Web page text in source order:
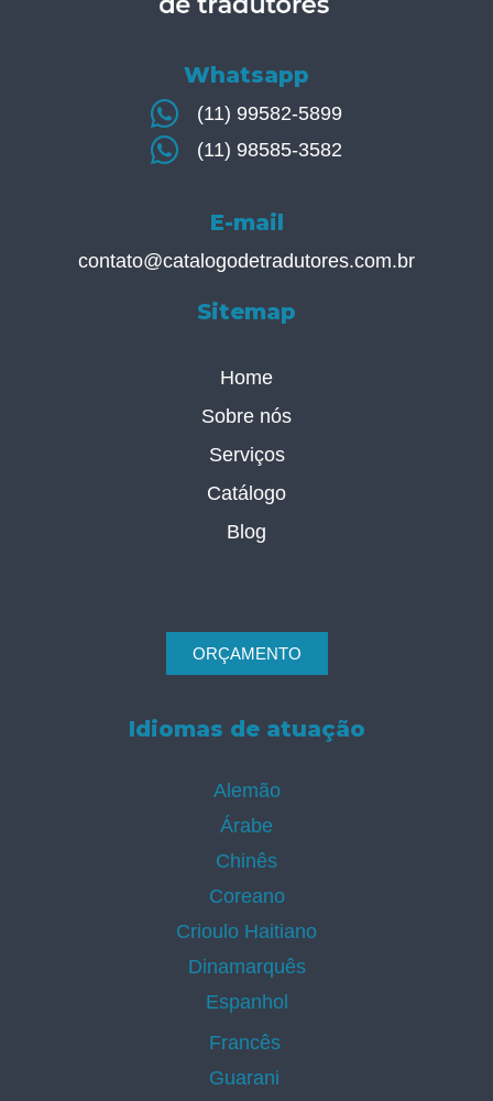
Whatsapp
(11) 99582-5899
(11) 98585-3582
E-mail
contato@catalogodetradutores.com.br
Sitemap
Home
Sobre nós
Serviços
Catálogo
Blog
ORÇAMENTO
Idiomas de atuação
Alemão
Árabe
Chinês
Coreano
Crioulo Haitiano
Dinamarquês
Espanhol
Francês
Guarani